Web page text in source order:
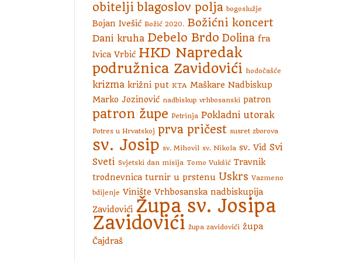
obitelji blagoslov polja bogoslužje
Bojan Ivešić Božić 2020. Božićni koncert
Dani kruha Debelo Brdo Dolina fra
Ivica Vrbić HKD Napredak
podružnica Zavidovići hodočašće
krizma križni put KTA Maškare Nadbiskup
Marko Jozinović nadbiskup vrhbosanski patron
patron župe Petrinja Pokladni utorak
Potres u Hrvatskoj prva pričest susret zborova
sv. Josip sv. Mihovil sv. Nikola sv. Vid Svi
Sveti Svjetski dan misija Tomo Vukšić Travnik
trodnevnica turnir u prstenu Uskrs Vazmeno
bdijenje Vinište Vrhbosanska nadbiskupija
Zavidovići Župa sv. Josipa
Zavidovići župa zavidovići župa
Čajdraš